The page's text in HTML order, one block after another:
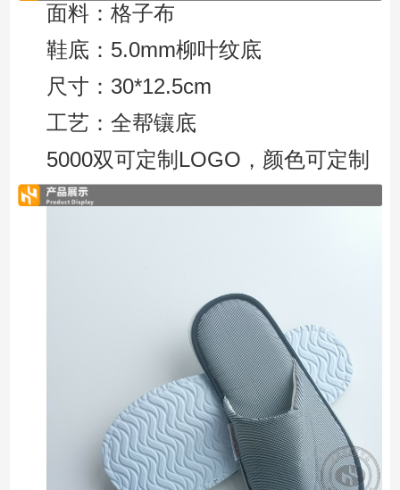
面料：格子布
鞋底：5.0mm柳叶纹底
尺寸：30*12.5cm
工艺：全帮镶底
5000双可定制LOGO，颜色可定制